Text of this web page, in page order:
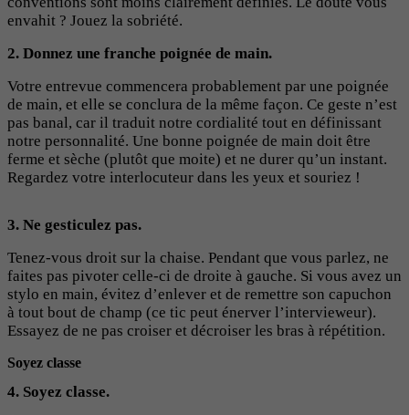
envahit ? Jouez la sobriété.
2. Donnez une franche poignée de main.
Votre entrevue commencera probablement par une poignée
de main, et elle se conclura de la même façon. Ce geste n’est
pas banal, car il traduit notre cordialité tout en définissant
notre personnalité. Une bonne poignée de main doit être
ferme et sèche (plutôt que moite) et ne durer qu’un instant.
Regardez votre interlocuteur dans les yeux et souriez !
3. Ne gesticulez pas.
Tenez-vous droit sur la chaise. Pendant que vous parlez, ne
faites pas pivoter celle-ci de droite à gauche. Si vous avez un
stylo en main, évitez d’enlever et de remettre son capuchon
à tout bout de champ (ce tic peut énerver l’intervieweur).
Essayez de ne pas croiser et décroiser les bras à répétition.
Soyez classe
4. Soyez classe.